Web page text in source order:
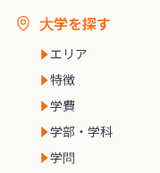
大学を探す
エリア
特徴
学費
学部・学科
学問